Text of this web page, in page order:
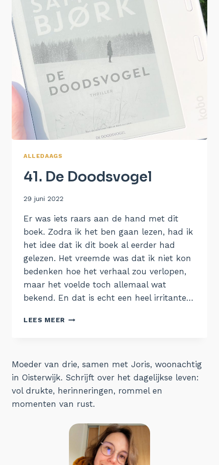
ALLEDAAGS
41. De Doodsvogel
Door
29 juni 2022
Er was iets raars aan de hand met dit
boek. Zodra ik het ben gaan lezen, had ik
het idee dat ik dit boek al eerder had
gelezen. Het vreemde was dat ik niet kon
bedenken hoe het verhaal zou verlopen,
maar het voelde toch allemaal wat
bekend. En dat is echt een heel irritante…
LEES MEER 41.
Moeder van drie, samen met Joris, woonachtig
in Oisterwijk. Schrijft over het dagelijkse leven:
vol drukte, herinneringen, rommel en
momenten van rust.